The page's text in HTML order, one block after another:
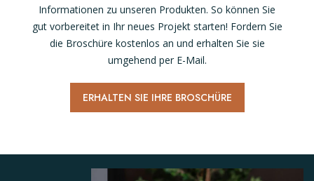
Informationen zu unseren Produkten. So können Sie
gut vorbereitet in Ihr neues Projekt starten! Fordern Sie
die Broschüre kostenlos an und erhalten Sie sie
umgehend per E-Mail.
ERHALTEN SIE IHRE BROSCHÜRE